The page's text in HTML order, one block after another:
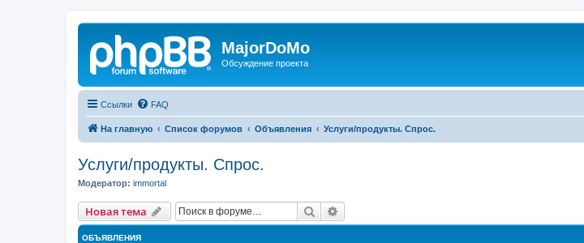
MajorDoMo
Обсуждение проекта
Ссылки FAQ
На главную Список форумов Объявления Услуги/продукты. Спрос.
Услуги/продукты. Спрос.
Модератор: immortal
Новая тема Поиск
ОБЪЯВЛЕНИЯ